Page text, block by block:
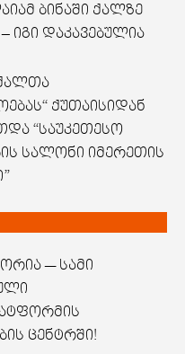
ბინაში ქალზე
იგი დაკავებულია
ქუთაისიდან
“საუკეთესო
სალონი იმერეთის
— სამი
ცენტრში!